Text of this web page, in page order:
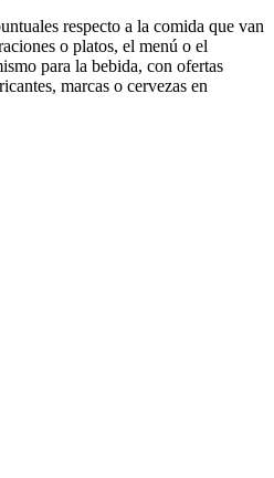
respecto a la comida que van
o platos, el menú o el
para la bebida, con ofertas
marcas o cervezas en